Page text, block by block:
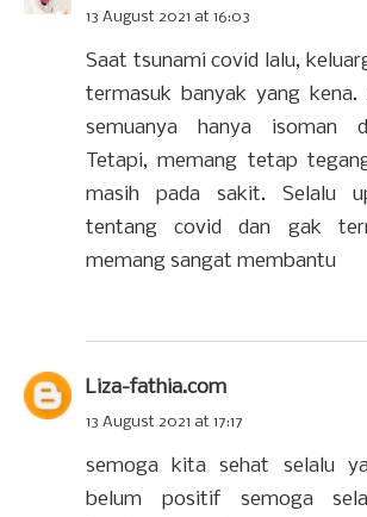
13 August 2021 at 16:03
Saat tsunami covid lalu,
termasuk banyak yang kena.
semuanya hanya isoman
Tetapi, memang tetap
masih pada sakit. Selalu
tentang covid dan gak
memang sangat membantu
Liza-fathia.com
13 August 2021 at 17:17
semoga kita sehat selalu
belum positif semoga